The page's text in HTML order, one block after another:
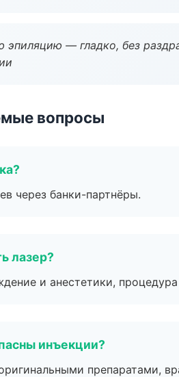
эпиляцию — гладко, без
вопросы
через банки-партнёры.
лазер?
и анестетики,
инъекции?
препаратами,